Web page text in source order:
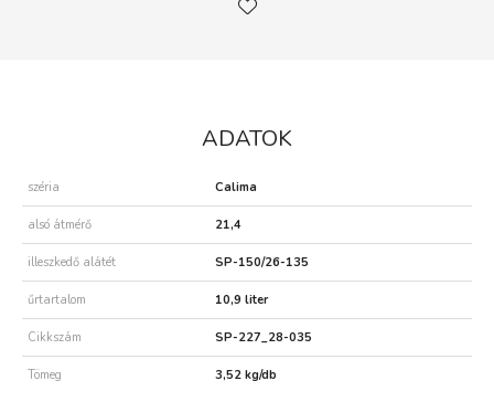
ADATOK
széria Calima
alsó átmérő 21,4
illeszkedő alátét SP-150/26-135
űrtartalom 10,9 liter
Cikkszám SP-227_28-035
Tömeg 3,52 kg/db